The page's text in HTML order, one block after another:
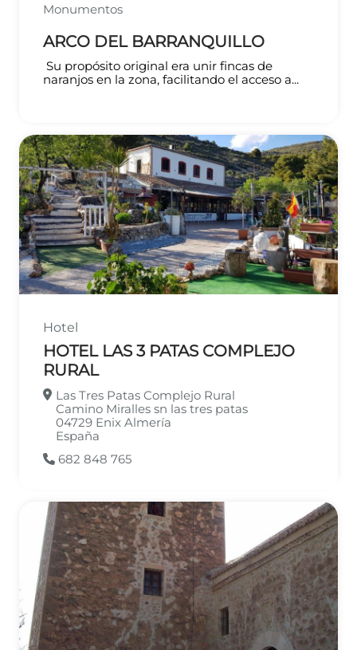
Monumentos
ARCO DEL BARRANQUILLO
Su propósito original era unir fincas de
naranjos en la zona, facilitando el acceso a...
Hotel
HOTEL LAS 3 PATAS COMPLEJO
RURAL
Las Tres Patas Complejo Rural
Camino Miralles sn las tres patas
04729 Enix Almería
España
682 848 765